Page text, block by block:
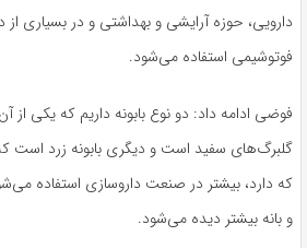
دارویی، حوزە آرایشی و بهداشتی و در بسیاری
فوتوشیمی استفادە می‌شود.
فوضی ادامه داد: دو نوع بابونە داریم کە یکی از
گلبرگ‌های سفید است و دیگری بابونە زرد است کە
کە دارد، بیشتر در صنعت داروسازی استفادە
و بانە بیشتر دیدە می‌شود.